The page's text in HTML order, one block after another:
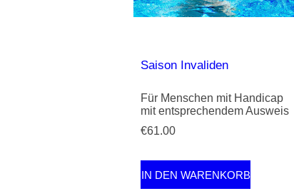
Saison Invaliden
Für Menschen mit Handicap
mit entsprechendem Ausweis
€61.00